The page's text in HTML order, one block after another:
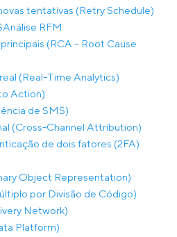
tentativas (Retry Schedule)
Análise RFM
(RCA – Root Cause
(Real-Time Analytics)
Action)
de SMS)
(Cross-Channel Attribution)
de dois fatores (2FA)
Object Representation)
por Divisão de Código)
Network)
Platform)